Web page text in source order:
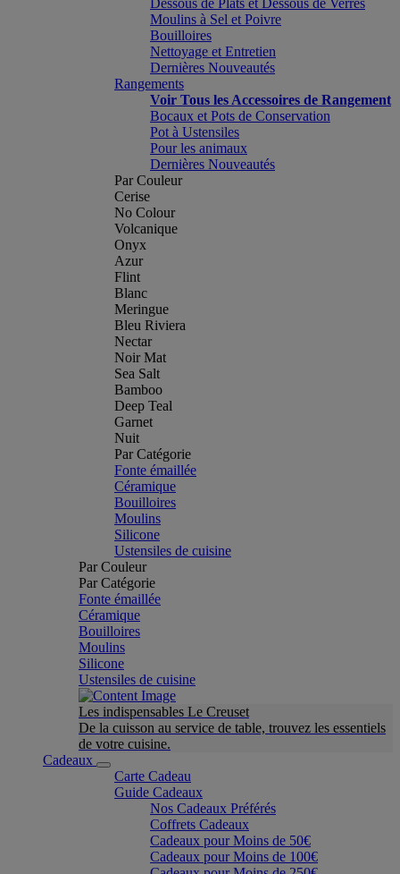
Dessous de Plats et Dessous de Verres
Moulins à Sel et Poivre
Bouilloires
Nettoyage et Entretien
Dernières Nouveautés
Rangements
Voir Tous les Accessoires de Rangement
Bocaux et Pots de Conservation
Pot à Ustensiles
Pour les animaux
Dernières Nouveautés
Par Couleur
Cerise
No Colour
Volcanique
Onyx
Azur
Flint
Blanc
Meringue
Bleu Riviera
Nectar
Noir Mat
Sea Salt
Bamboo
Deep Teal
Garnet
Nuit
Par Catégorie
Fonte émaillée
Céramique
Bouilloires
Moulins
Silicone
Ustensiles de cuisine
Par Couleur
Par Catégorie
Fonte émaillée
Céramique
Bouilloires
Moulins
Silicone
Ustensiles de cuisine
Les indispensables Le Creuset
De la cuisson au service de table, trouvez les essentiels
de votre cuisine.
Cadeaux
Carte Cadeau
Guide Cadeaux
Nos Cadeaux Préférés
Coffrets Cadeaux
Cadeaux pour Moins de 50€
Cadeaux pour Moins de 100€